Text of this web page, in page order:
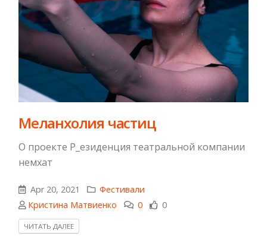
Меланхолия частиц
О проекте Р_езиденция театральной компании
немхат
Apr 20, 2021
Фестивали
Кристина Матвиенко
0 0
ЧИТАТЬ ДАЛЕЕ